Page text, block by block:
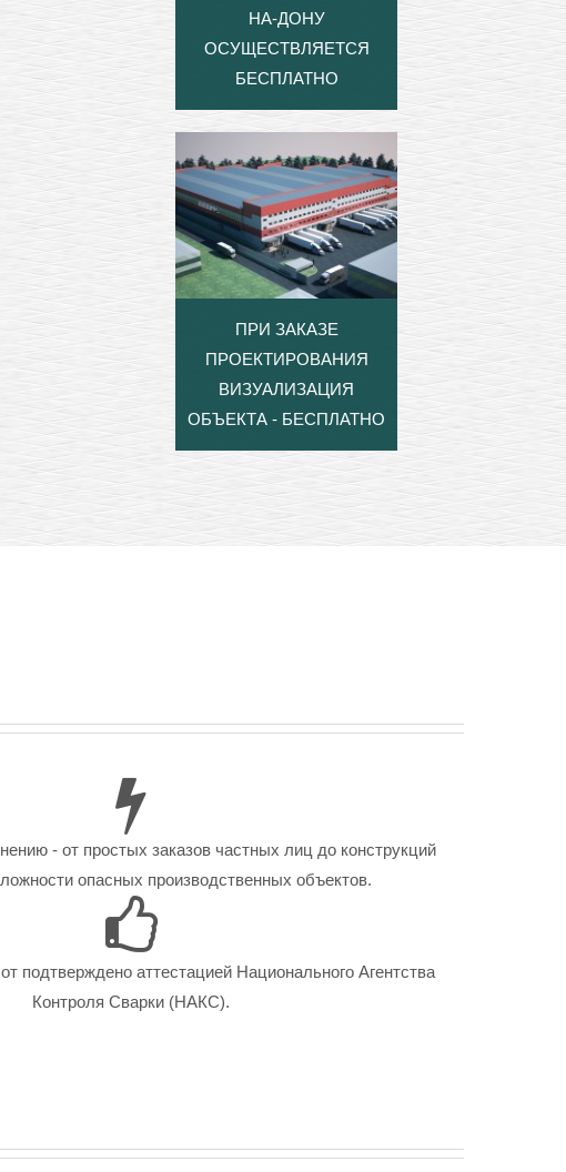
НА-ДОНУ
ОСУЩЕСТВЛЯЕТСЯ
БЕСПЛАТНО
ПРИ ЗАКАЗЕ
ПРОЕКТИРОВАНИЯ
ВИЗУАЛИЗАЦИЯ
ОБЪЕКТА - БЕСПЛАТНО
- от простых заказов частных лиц до конструкций
опасных производственных объектов.
подтверждено аттестацией Национального Агентства
Контроля Сварки (НАКС).